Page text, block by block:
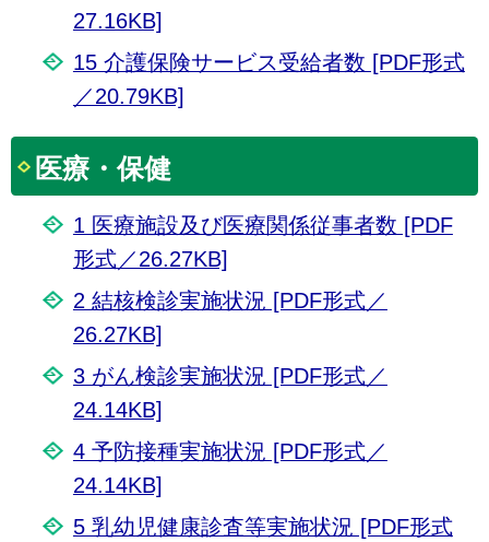
27.16KB]
15 介護保険サービス受給者数 [PDF形式
／20.79KB]
医療・保健
1 医療施設及び医療関係従事者数 [PDF
形式／26.27KB]
2 結核検診実施状況 [PDF形式／
26.27KB]
3 がん検診実施状況 [PDF形式／
24.14KB]
4 予防接種実施状況 [PDF形式／
24.14KB]
5 乳幼児健康診査等実施状況 [PDF形式